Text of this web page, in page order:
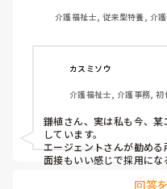
勤めて、介護施設からし
面接でも5人の面接官に
うんだけどなぁ……
なのが悪いのかな
なりたくてなった訳ではな
働ければどこでも良いや
ど…そういう気持ちもダメ
その施設からしたら求め
介護福祉士, 従来型特養, 介
カスミソウ
介護福祉士, 介護事務,
鎌植さん、実は私も今、
しています。
エージェントさんが勧め
面接もいい感じで採用に
1社は1次面接は通過して2
回答